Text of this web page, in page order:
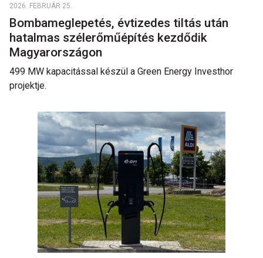
2026. FEBRUÁR 25.
Bombameglepetés, évtizedes tiltás után
hatalmas szélerőműépítés kezdődik
Magyarországon
499 MW kapacitással készül a Green Energy Investhor
projektje.